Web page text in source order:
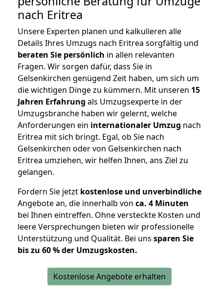
nach Eritrea
Unsere Experten planen und kalkulieren alle
Details Ihres Umzugs nach Eritrea sorgfältig und
beraten Sie persönlich in allen relevanten
Fragen. Wir sorgen dafür, dass Sie in
Gelsenkirchen genügend Zeit haben, um sich um
die wichtigen Dinge zu kümmern. Mit unseren 15
Jahren Erfahrung als Umzugsexperte in der
Umzugsbranche haben wir gelernt, welche
Anforderungen ein internationaler Umzug nach
Eritrea mit sich bringt. Egal, ob Sie nach
Gelsenkirchen oder von Gelsenkirchen nach
Eritrea umziehen, wir helfen Ihnen, ans Ziel zu
gelangen.
Fordern Sie jetzt kostenlose und unverbindliche
Angebote an, die innerhalb von ca. 4 Minuten
bei Ihnen eintreffen. Ohne versteckte Kosten und
leere Versprechungen bieten wir professionelle
Unterstützung und Qualität. Bei uns sparen Sie
bis zu 60 % der Umzugskosten.
Kostenlose Angebote erhalten